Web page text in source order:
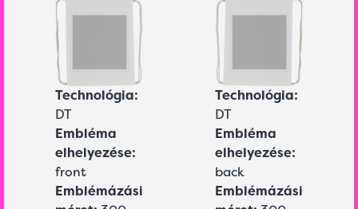
Technológia:
DT
Embléma
elhelyezése:
front
Emblémázási
Technológia:
DT
Embléma
elhelyezése:
back
Emblémázási